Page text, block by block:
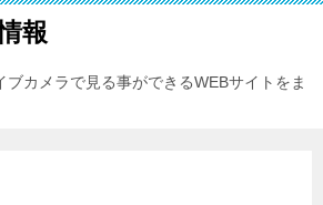
報
カメラで見る事ができるWEBサイトをま